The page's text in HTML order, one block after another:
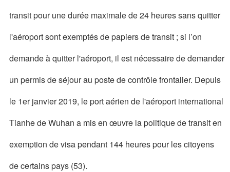
transit pour une durée maximale de 24 heures sans quitter
l'aéroport sont exemptés de papiers de transit ; si l’on
demande à quitter l'aéroport, il est nécessaire de demander
un permis de séjour au poste de contrôle frontalier. Depuis
le 1er janvier 2019, le port aérien de l'aéroport international
Tianhe de Wuhan a mis en œuvre la politique de transit en
exemption de visa pendant 144 heures pour les citoyens
de certains pays (53).